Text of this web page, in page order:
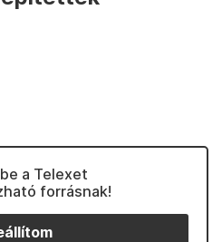
a Telexet
forrásnak!